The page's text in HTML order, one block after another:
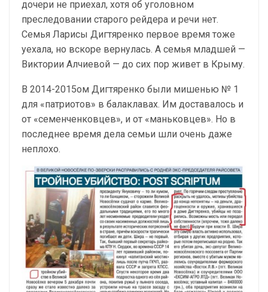
дочери не приехал, хотя об уголовном
преследовании старого рейдера и речи нет.
Семья Ларисы Дигтяренко первое время тоже
уехала, но вскоре вернулась. А семья младшей —
Виктории Алчиевой — до сих пор живет в Крыму.
В 2014-2015ом Дигтяренко были мишенью № 1
для «патриотов» в балаклавах. Им доставалось и
от «семенченковцев», и от «маньковцев». Но в
последнее время дела семьи шли очень даже
неплохо.